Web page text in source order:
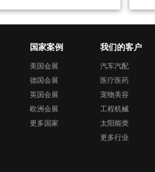
国家案例
美国会展
德国会展
英国会展
欧洲会展
更多国家
我们的客户
汽车汽配
医疗医药
宠物美容
工程机械
太阳能类
更多行业